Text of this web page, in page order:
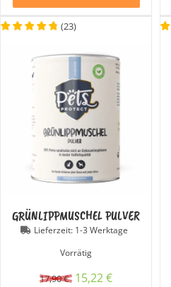
(23)
GRÜNLIPPMUSCHEL PULVER
Lieferzeit: 1-3 Werktage
Vorrätig
17,90€ Ursprünglicher
15,22€Aktueller